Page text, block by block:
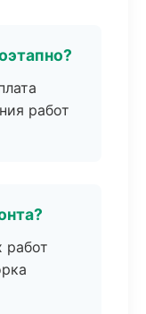
работ
работ